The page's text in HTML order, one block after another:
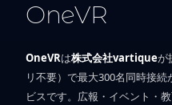
OneVR
OneVRは株式会社vartiqueが
リ不要）で最大300名同時接
ビスです。広報・イベント・